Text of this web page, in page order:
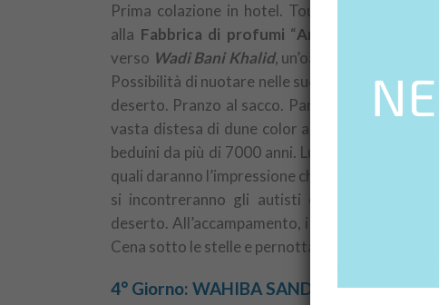
Prima colazione in hotel. Tour del quartiere
alla Fabbrica di profumi “Amouage
” per
verso Wadi Bani Khalid, un’oasi con un
Possibilità di nuotare nelle sue acque calde e
deserto. Pranzo al sacco. Partenza attraverso
vasta distesa di dune color arancio, alcune
beduini da più di 7000 anni. Lungo la strada, si
quali daranno l’impressione che il tempo si sia
si incontreranno gli autisti con i loro 4×4
deserto. All’accampamento, i beduini vi
Cena sotto le stelle e pernottamento al campo.
4° Giorno: WAHIBA SANDS – SINAW –